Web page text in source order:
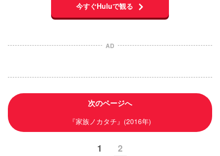
今すぐHuluで観る
AD
次のページへ
『家族ノカタチ』(2016年)
1 2